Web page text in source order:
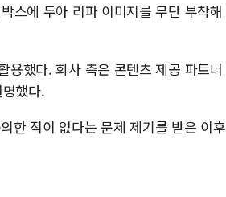
스에 두아 리파 이미지를 무단 부착해
용했다. 회사 측은 콘텐츠 제공 파트너
했다.
한 적이 없다는 문제 제기를 받은 이후